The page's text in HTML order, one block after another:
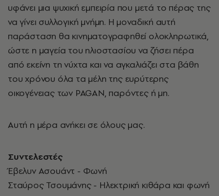
υφάνει μια ψυχική εμπειρία που μετά το πέρας της
να γίνει συλλογική μνήμη. Η μοναδική αυτή
παράσταση θα κινηματογραφηθεί ολοκληρωτικά,
ώστε η μαγεία του ηλιοστασίου να ζήσει πέρα
από εκείνη τη νύχτα και να αγκαλιάζει στα βάθη
του χρόνου όλα τα μέλη της ευρύτερης
οικογένειας των PAGAN, παρόντες ή μη.
Αυτή η μέρα ανήκει σε όλους μας.
Συντελεστές
Έβελυν Ασουάντ - Φωνή
Σταύρος Τσουμάνης - Ηλεκτρική κιθάρα και φωνή